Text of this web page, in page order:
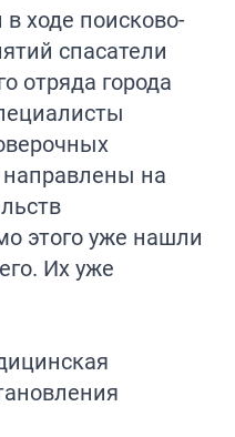
ходе поисково-
спасатели
отряда города
на
этого уже нашли
Их уже